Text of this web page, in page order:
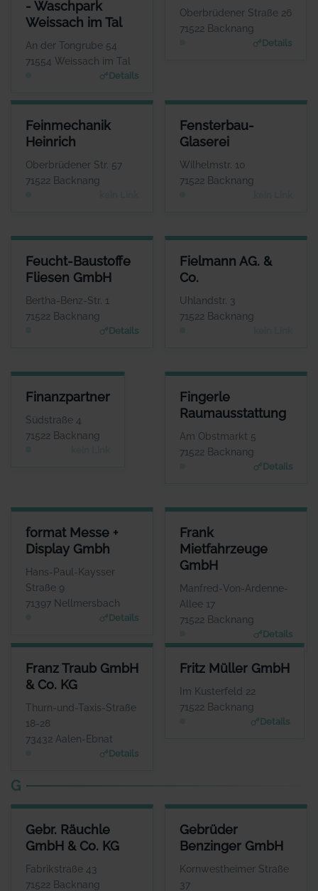
- Waschpark
Weissach im Tal
An der Tongrube 54
71554 Weissach im Tal
Details
Herr Timo Hirzel
www.fahrschule-hirzel.de; www.waschparkweissachim
tal.de
Oberbrüdener Straße 26
71522 Backnang
Details
Herr Andreas Rupp
www.fahrschule-rupp.d
e
Feinmechanik
Heinrich
Oberbrüdener Str. 57
71522 Backnang
FEINMECHANIK HEINRICH
ANSPRECHPARTNER
Herr Jürgen Heinrich
WEBSITE
Keine Website hinterlegt
Fensterbau-
Glaserei
Wilhelmstr. 10
71522 Backnang
FENSTERBAU-GLASEREI
ANSPRECHPARTNER
Herr Jörg Fahrbach
Feucht-Baustoffe
Fliesen GmbH
Bertha-Benz-Str. 1
71522 Backnang
Details
FEUCHT-BAUSTOFFE FLIESEN GMBH
ANSPRECHPARTNER
Herr Volker Nasser
WEBSITE
www.feucht-backnang.de
Fielmann AG. &
Co.
Uhlandstr. 3
71522 Backnang
FIELMANN AG. & CO.
Keine Website hinterlegt
Finanzpartner
Südstraße 4
71522 Backnang
FINANZPARTNER
ANSPRECHPARTNER
Herr Werner Grau
Keine Website hinterlegt
Fingerle
Raumausstattung
Am Obstmarkt 5
71522 Backnang
Details
FINGERLE
Frau Heike
www.fingerle-raumausstattun
format Messe +
Display Gmbh
Hans-Paul-Kaysser
Straße 9
71397 Nellmersbach
Details
FORMAT MESSE + DISPLAY GMBH
ANSPRECHPARTNER
Frau Miriam Görner
www.formatdisplay.de
Frank
Mietfahrzeuge
GmbH
Manfred-Von-Ardenne-
Allee 17
71522 Backnang
Details
FRANK MIETFAHRZEUGE
Frau Janine
Franz Traub GmbH
& Co. KG
Thurn-und-Taxis-Straße
18-28
73432 Aalen-Ebnat
Details
FRANZ TRAUB GMBH & CO. KG
Herr Tobias Zehnder
WEBSITE
www.franz-traub.de
Fritz Müller GmbH
Im Kusterfeld 22
71522 Backnang
Details
FRITZ MÜLLER GMBH
Herr Manfred Böhret
www.fritzmueller.biz
G
Gebr. Räuchle
GmbH & Co. KG
Fabrikstraße 43
71522 Backnang
GEBR. RÄUCHLE GMBH & CO. KG
Herr Maximilian Räuchle
www.raeuchle.com
Gebrüder
Benzinger GmbH
Kornwestheimer Straße
37
GEBRÜDER BENZINGER GMBH
ANSPRECHPARTNER
Herr Patrik Diewald
WEBSITE
www.gebrueder-benzinger.d